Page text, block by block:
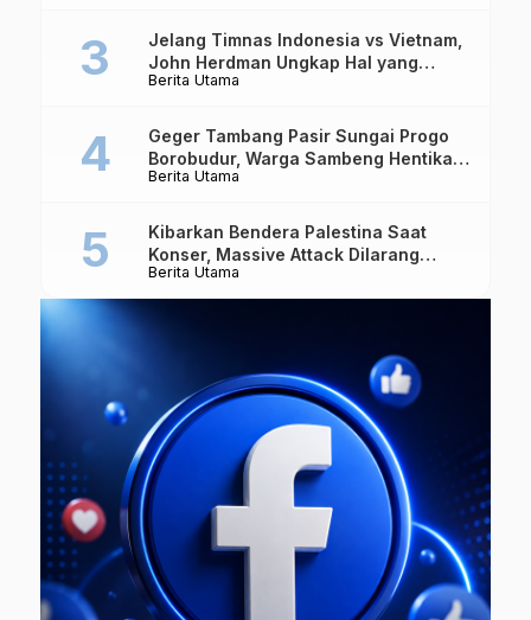
Berita Utama
Jelang Timnas Indonesia vs Vietnam,
John Herdman Ungkap Hal yang
Dipertaruhkan
Berita Utama
Geger Tambang Pasir Sungai Progo
Borobudur, Warga Sambeng Hentikan
Alat Berat dan Usir Truk
Berita Utama
Kibarkan Bendera Palestina Saat
Konser, Massive Attack Dilarang
Masuk Singapura Lagi